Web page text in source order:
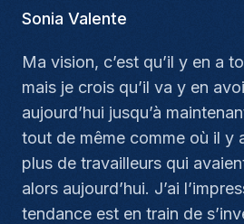
Sonia Valente
Ma vision, c’est qu’il y en a
mais je crois qu’il va y en
aujourd’hui jusqu’à
tout de même comme où il y
plus de travailleurs qui
alors aujourd’hui. J’ai
tendance est en train de